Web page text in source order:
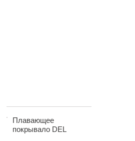
Плавающее
покрывало DEL